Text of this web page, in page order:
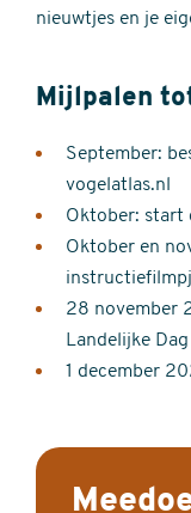
nieuwtjes en je
Mijlpalen
September:
vogelatlas.nl
Oktober: start
Oktober en
28 november
Landelijke
1 december